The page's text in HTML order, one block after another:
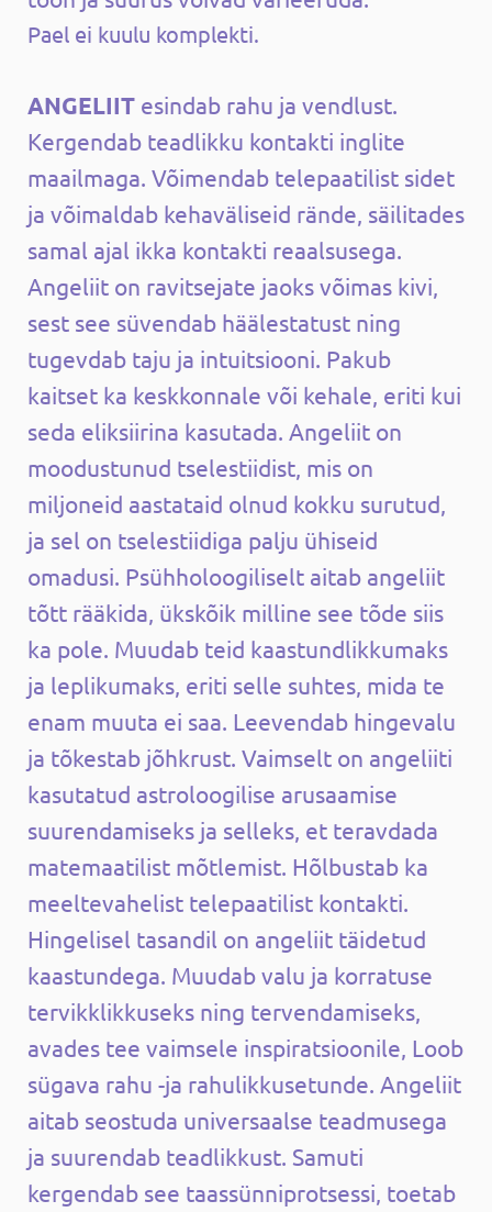
Pael ei kuulu komplekti.
ANGELIIT esindab rahu ja vendlust.
Kergendab teadlikku kontakti inglite
maailmaga. Võimendab telepaatilist sidet
ja võimaldab kehaväliseid rände, säilitades
samal ajal ikka kontakti reaalsusega.
Angeliit on ravitsejate jaoks võimas kivi,
sest see süvendab häälestatust ning
tugevdab taju ja intuitsiooni. Pakub
kaitset ka keskkonnale või kehale, eriti kui
seda eliksiirina kasutada. Angeliit on
moodustunud tselestiidist, mis on
miljoneid aastataid olnud kokku surutud,
ja sel on tselestiidiga palju ühiseid
omadusi. Psühholoogiliselt aitab angeliit
tõtt rääkida, ükskõik milline see tõde siis
ka pole. Muudab teid kaastundlikkumaks
ja leplikumaks, eriti selle suhtes, mida te
enam muuta ei saa. Leevendab hingevalu
ja tõkestab jõhkrust. Vaimselt on angeliiti
kasutatud astroloogilise arusaamise
suurendamiseks ja selleks, et teravdada
matemaatilist mõtlemist. Hõlbustab ka
meeltevahelist telepaatilist kontakti.
Hingelisel tasandil on angeliit täidetud
kaastundega. Muudab valu ja korratuse
tervikklikkuseks ning tervendamiseks,
avades tee vaimsele inspiratsioonile, Loob
sügava rahu -ja rahulikkusetunde. Angeliit
aitab seostuda universaalse teadmusega
ja suurendab teadlikkust. Samuti
kergendab see taassünniprotsessi, toetab